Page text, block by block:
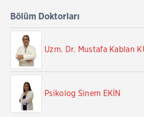
Bölüm Doktorları
Uzm. Dr. Mustafa Kablan
Psikolog Sinem EKİN